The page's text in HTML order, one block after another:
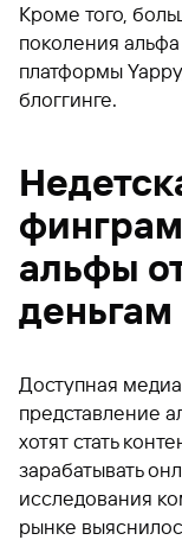
Кроме того,
поколения
платформы
блоггинге.
альфы
деньгам
Доступная
представление
хотят стать
зарабатывать
исследования
рынке